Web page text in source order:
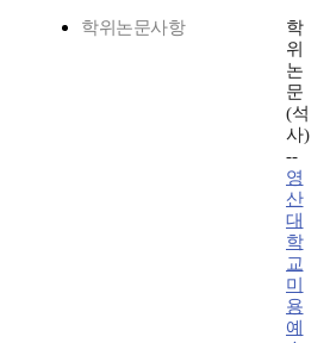
학위논문사항
학
위
논
문
(석
사)
--
영
산
대
학
교
미
용
예